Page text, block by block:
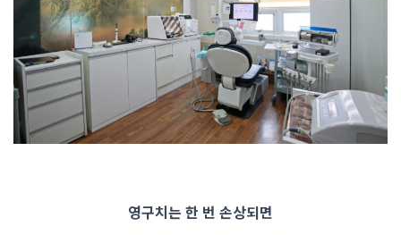
영구치는 한 번 손상되면